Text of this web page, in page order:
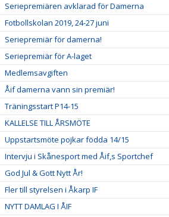
Seriepremiären avklarad för Damerna
Fotbollskolan 2019, 24-27 juni
Seriepremiär för damerna!
Seriepremiär för A-laget
Medlemsavgiften
Åif damerna vann sin premiär!
Träningsstart P14-15
KALLELSE TILL ÅRSMÖTE
Uppstartsmöte pojkar födda 14/15
Intervju i Skånesport med Åif,s Sportchef
God Jul & Gott Nytt År!
Fler till styrelsen i Åkarp IF
NYTT DAMLAG I ÅIF